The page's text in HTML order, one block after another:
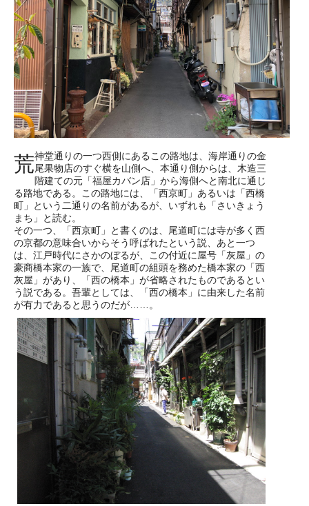
荒神堂通りの一つ西側にあるこの路地は、海岸通りの金
尾果物店のすぐ横を山側へ、本通り側からは、木造三
階建ての元「福屋カバン店」から海側へと南北に通じ
る路地である。この路地には、「西京町」あるいは「西橋
町」という二通りの名前があるが、いずれも「さいきょう
まち」と読む。
その一つ、「西京町」と書くのは、尾道町には寺が多く西
の京都の意味合いからそう呼ばれたという説、あと一つ
は、江戸時代にさかのぼるが、この付近に屋号「灰屋」の
豪商橋本家の一族で、尾道町の組頭を務めた橋本家の「西
灰屋」があり、「西の橋本」が省略されたものであるとい
う説である。吾輩としては、「西の橋本」に由来した名前
が有力であると思うのだが……。